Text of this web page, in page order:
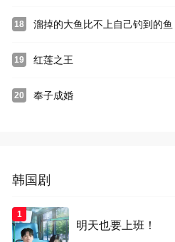
18 溜掉的大鱼比不上自己钓到的鱼
19 红莲之王
20 奉子成婚
韩国剧
1
明天也要上班！